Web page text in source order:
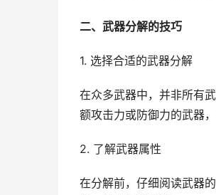
二、武器分解的技巧
1. 选择合适的武器分解
在众多武器中，并非所有
额攻击力或防御力的武器
2. 了解武器属性
在分解前，仔细阅读武器